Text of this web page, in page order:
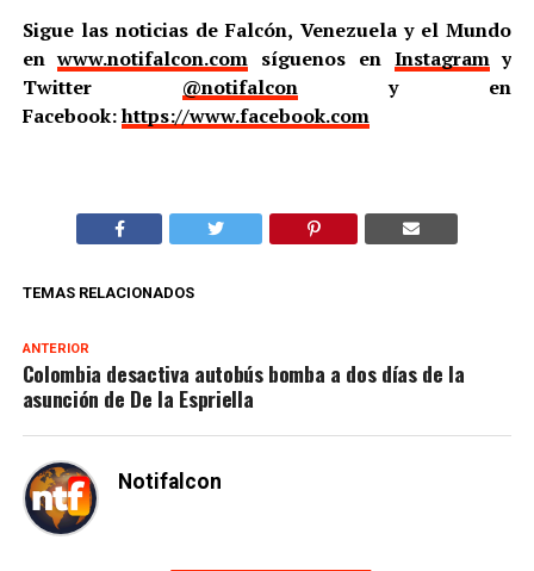
Sigue las noticias de Falcón, Venezuela y el Mundo
enwww.notifalcon.com síguenos en Instagramy
Twitter @notifalcony en
Facebook:https://www.facebook.com
TEMAS RELACIONADOS
ANTERIOR
Colombia desactiva autobús bomba a dos días de la
asunción de De la Espriella
Notifalcon